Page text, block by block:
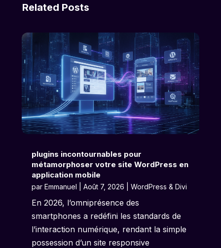
Related Posts
plugins incontournables pour
métamorphoser votre site WordPress en
application mobile
par Emmanuel Août 7, 2026 WordPress & Divi
En 2026, l’omniprésence des
smartphones a redéfini les standards de
l’interaction numérique, rendant la simple
possession d’un site responsive